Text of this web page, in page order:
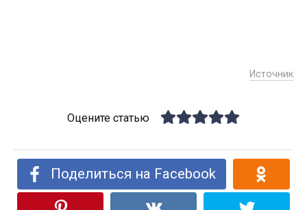
Источник
Оцените статью
Поделиться на Facebook